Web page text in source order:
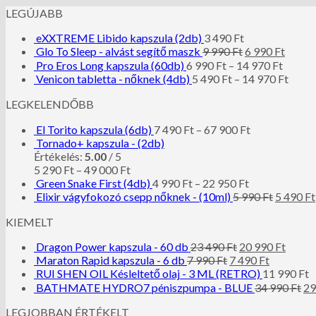
LEGÚJABB
eXXTREME Libido kapszula (2db) 3 490 Ft
Glo To Sleep - alvást segítő maszk 9 990Ft6 990 Ft
Pro Eros Long kapszula (60db)6 990 Ft – 14 970 Ft
Venicon tabletta - nőknek (4db) 5 490 Ft – 14 970 Ft
LEGKELENDŐBB
El Torito kapszula (6db) 7 490 Ft – 67 900 Ft
Tornado+ kapszula - (2db)
Értékelés: 5.00 / 5
5 290 Ft – 49 000 Ft
Green Snake First (4db)4 990 Ft – 22 950 Ft
Elixir vágyfokozó csepp nőknek - (10ml)5 990Ft 5 490 Ft
KIEMELT
Dragon Power kapszula - 60 db 23 490Ft 20 990 Ft
Maraton Rapid kapszula - 6 db 7 990Ft 7 490 Ft
RUI SHEN OIL Késleltető olaj - 3 ML (RETRO) 11 990 Ft
BATHMATE HYDRO7 péniszpumpa - BLUE34 990Ft
LEGJOBBAN ÉRTÉKELT